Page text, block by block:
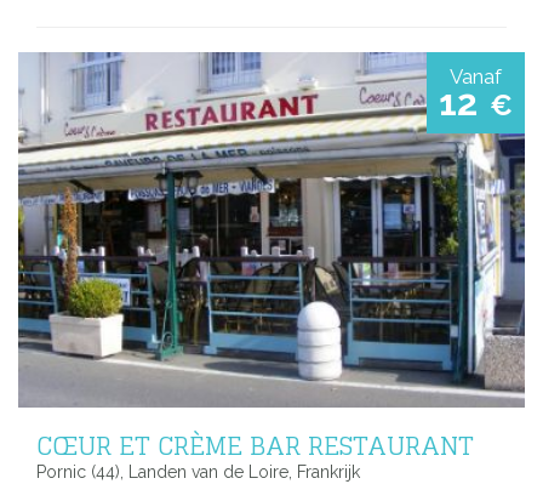
Vanaf
12 €
CŒUR ET CRÈME BAR RESTAURANT
Pornic (44), Landen van de Loire, Frankrijk